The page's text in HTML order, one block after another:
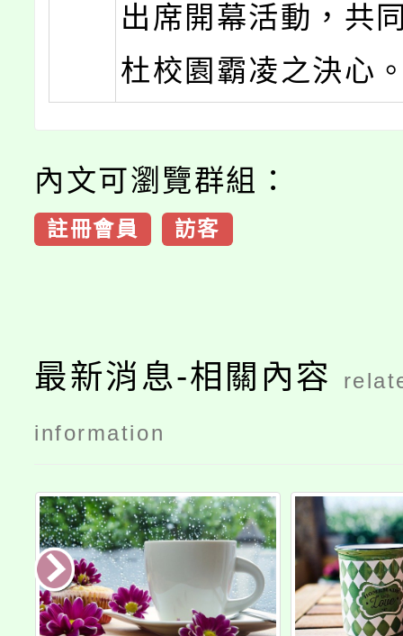
出席開幕活動，共
杜校園霸凌之決心
內文可瀏覽群組：
註冊會員 訪客
最新消息-相關內容
information